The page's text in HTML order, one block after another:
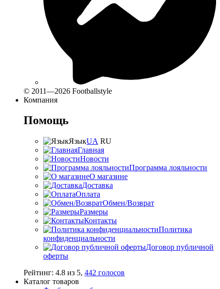
© 2011—2026 Footballstyle
Компания
Помощь
ЯзыкUA RU
Главная
Новости
Программа лояльности
О магазине
Доставка
Оплата
Обмен/Возврат
Размеры
Контакты
Политика
конфиденциальности
Договор публичной
оферты
Рейтинг: 4.8 из 5, 442 голосов
Каталог товаров